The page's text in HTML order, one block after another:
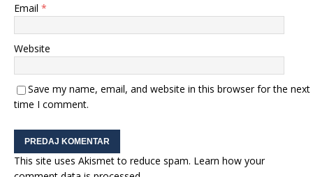
Email *
Website
Save my name, email, and website in this browser for the next
time I comment.
This site uses Akismet to reduce spam. Learn how your